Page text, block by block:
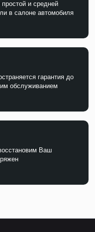
простой и средней
в салоне автомобиля
гарантия до
обслуживанием
Ваш